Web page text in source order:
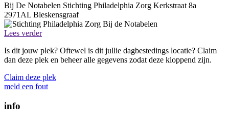
Bij De Notabelen Stichting Philadelphia Zorg Kerkstraat 8a
2971AL Bleskensgraaf
Lees verder
Is dit jouw plek? Oftewel is dit jullie dagbestedings locatie? Claim
dan deze plek en beheer alle gegevens zodat deze kloppend zijn.
Claim deze plek
meld een fout
info